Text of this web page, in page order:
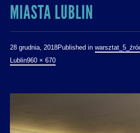
MIASTA LUBLIN
28 grudnia, 2018Published in
Lublin960 × 670